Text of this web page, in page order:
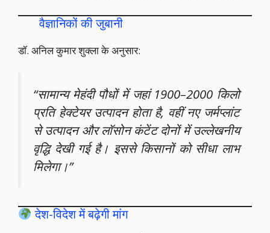
वैज्ञानिकों की जुबानी
डॉ. अनिल कुमार शुक्ला के अनुसार:
“सामान्य मेहंदी पौधों में जहां 1900–2000 किलो
प्रति हेक्टेयर उत्पादन होता है, वहीं नए जर्मप्लांट
से उत्पादन और लॉसोन कंटेंट दोनों में उल्लेखनीय
वृद्धि देखी गई है। इससे किसानों को सीधा लाभ
मिलेगा।”
देश-विदेश में बढ़ेगी मांग